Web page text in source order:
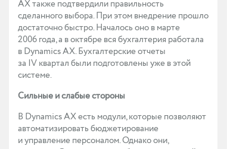
AX также подтвердили правильность
сделанного выбора. При этом внедрение прошло
достаточно быстро. Началось оно в марте
2006 года, а в октябре вся бухгалтерия работала
в Dynamics AX. Бухгалтерские отчеты
за IV квартал были подготовлены уже в этой
системе.
Сильные и слабые стороны
В Dynamics AX есть модули, которые позволяют
автоматизировать бюджетирование
и управление персоналом. Однако они,